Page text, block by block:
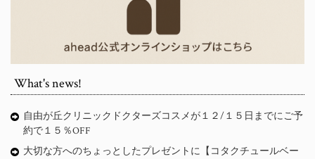
What's news!
自由が丘クリニックドクターズコスメが１２/１５日までにご予
約で１５％OFF
大切な方へのちょっとしたプレゼントに【コタクチュールベー